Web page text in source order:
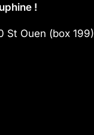
!
St Ouen (box 199)